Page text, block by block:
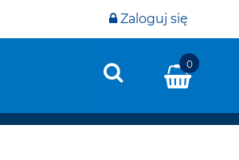
Zaloguj się
0